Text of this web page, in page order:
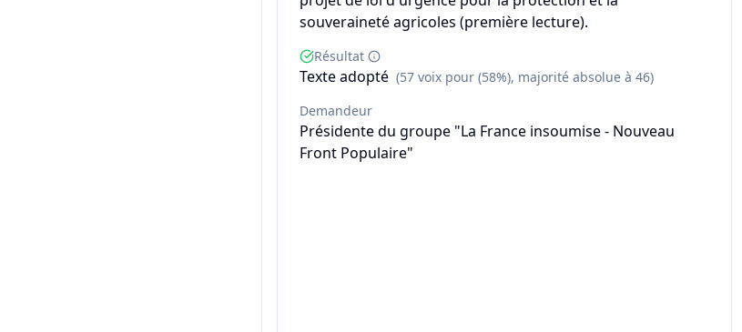
souveraineté agricoles (première lecture).
Résultat
Texte adopté (57 voix pour (58%), majorité absolue à 46)
Demandeur
Présidente du groupe "La France insoumise - Nouveau
Front Populaire"